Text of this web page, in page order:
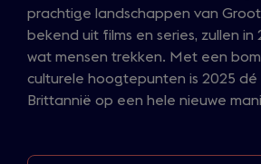
prachtige landschappen van
bekend uit films en series, zullen in
wat mensen trekken. Met een
culturele hoogtepunten is 2025 dé
Brittannië op een hele nieuwe